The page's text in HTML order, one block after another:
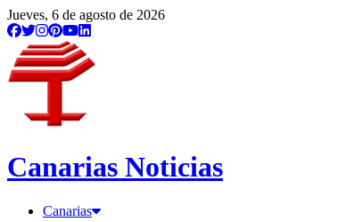
Jueves, 6 de agosto de 2026
Canarias Noticias
Canarias